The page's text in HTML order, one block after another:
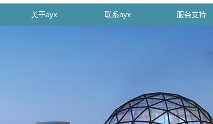
关于ayx 联系ayx 服务支持